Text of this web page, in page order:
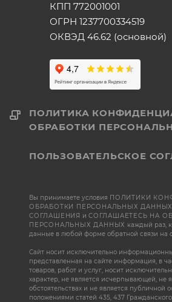
КПП 772001001
ОГРН 1237700334519
ОКВЭД 46.62 (основной)
ПОЛИТИКА
ОБРАБОТКИ
ПОЛЬЗОВАТЕЛЬСКОЕ
Вы принимаете условия ПОЛИТИКИ
ОБРАБОТКИ ПЕРСОНАЛЬНЫХ
СОГЛАШЕНИЯ иСОГЛАШАЕТЕСЬ НА
ПЕРСОНАЛЬНЫХ ДАННЫХ каждый раз,
данные в любой форме обратной связи на
Сайт носит исключительно
представленная на сайте информация, в
товаров, работ и услуг, носит
характер, не является исчерпывающей, не
обстоятельствах и не является публичной
положениями статей 435, 437